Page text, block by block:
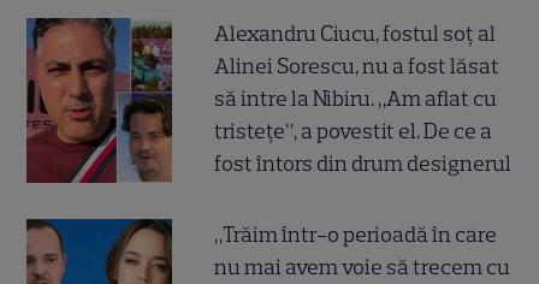
Alexandru Ciucu, fostul soț al
Alinei Sorescu, nu a fost lăsat
să intre la Nibiru. „Am aflat cu
tristețe”, a povestit el. De ce a
fost întors din drum designerul
„Trăim într-o perioadă în care
nu mai avem voie să trecem cu